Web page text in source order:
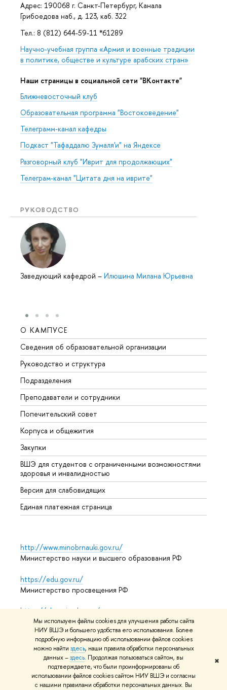
Мы используем файлы cookies для улучшения работы сайта
НИУ ВШЭ и большего удобства его использования. Более
подробную информацию об использовании файлов cookies
можно найти здесь, наши правила обработки персональных
данных –здесь. Продолжая пользоваться сайтом, вы
подтверждаете, что были проинформированы об
использовании файлов cookies сайтом НИУ ВШЭ и согласны
с нашими правилами обработки персональных данных. Вы
✖
Адрес: 190068 г. Санкт-Петербург, Канала
Грибоедова наб., д. 123, каб. 322
Тел.: 8 (812) 644-59-11 *61289
Научно-учебная группа «Армия и военные традиции
в политике, обществе и культуре арабских стран»
Наши страницы в социальной сети "ВКонтакте"
Ближневосточный клуб
Образовательная программа "Востоковедение"
Телеграмм-канал кафедры
Подкаст "Тафаддалю Зумаля'и" на Яндексе
Разговорный клуб "Иврит для продолжающих"
Телеграм-канал "Цитата дня на иврите"
РУКОВОДСТВО
Заведующий кафедрой – Илюшина Милана Юрьевна
О КАМПУСЕ
Сведения об образовательной организации
Руководство и структура
Подразделения
Преподаватели и сотрудники
Попечительский совет
Корпуса и общежития
Закупки
ВШЭ для студентов с ограниченными возможностями
здоровья и инвалидностью
Версия для слабовидящих
Единая платежная страница
http://www.minobrnauki.gov.ru/
Министерство науки и высшего образования РФ
https://edu.gov.ru/
Министерство просвещения РФ
https://elearning.hse.ru/mooc
Массовые открытые онлайн-курсы
© НИУ ВШЭ 1993–2026 Адреса и контактыУсловия
использования материаловПолитика конфиденциальности
Карта сайта